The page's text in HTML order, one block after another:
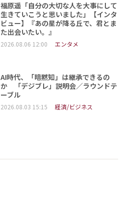
福原遥「自分の大切な人を大事にして
生きていこうと思いました」【インタ
ビュー】『あの星が降る丘で、君とま
た出会いたい。』
2026.08.06 12:00 エンタメ
AI時代、「暗黙知」は継承できるの
か 「デジブレ」説明会／ラウンドテ
ーブル
2026.08.03 15:15 経済/ビジネス